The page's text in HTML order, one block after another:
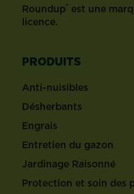
Roundup® est une
licence.
PRODUITS
Anti-nuisibles
Désherbants
Engrais
Entretien du gazon
Jardinage Raisonné
Protection et soin des